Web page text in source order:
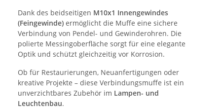
Dank des beidseitigen M10x1 Innengewindes
(Feingewinde) ermöglicht die Muffe eine sichere
Verbindung von Pendel- und Gewinderohren. Die
polierte Messingoberfläche sorgt für eine elegante
Optik und schützt gleichzeitig vor Korrosion.
Ob für Restaurierungen, Neuanfertigungen oder
kreative Projekte – diese Verbindungsmuffe ist ein
unverzichtbares Zubehör im Lampen- und
Leuchtenbau.